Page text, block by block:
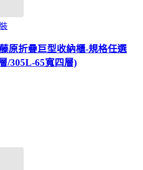
原折疊巨型收納櫃-規格任選
/305L-65寬四層)